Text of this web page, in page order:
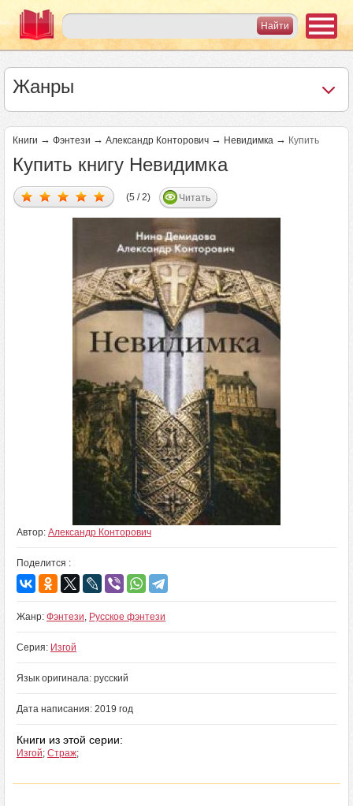
Жанры
Книги → Фэнтези → Александр Конторович → Невидимка → Купить
Купить книгу Невидимка
(5 / 2) Читать
Автор: Александр Конторович
Поделится :
Жанр: Фэнтези, Русское фэнтези
Серия: Изгой
Язык оригинала: русский
Дата написания: 2019 год
Книги из этой серии:
Изгой; Страж;